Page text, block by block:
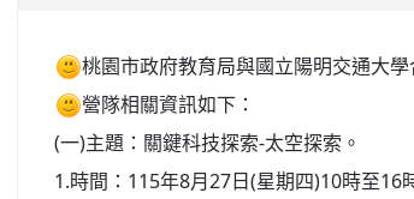
桃園市政府教育局與國立陽明交通大
營隊相關資訊如下：
(一)主題：關鍵科技探索-太空探索。
1.時間：115年8月27日(星期四)10時至16